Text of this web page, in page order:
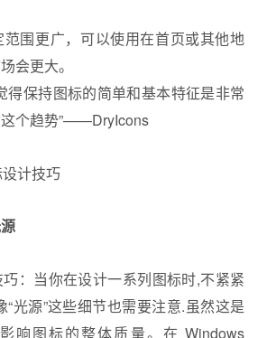
围更广，可以使用在首页或其他地
会更大。
得保持图标的简单和基本特征是非常
个趋势”——DryIcons
：当你在设计一系列图标时,不紧紧
光源”这些细节也需要注意.虽然这是
响图标的整体质量。在 Windows